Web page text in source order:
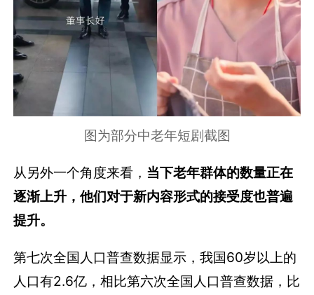
图为部分中老年短剧截图
从另外一个角度来看， 当下老年群体的数量正在
逐渐上升，他们对于新内容形式的接受度也普遍
提升。
第七次全国人口普查数据显示，我国60岁以上的
人口有2.6亿，相比第六次全国人口普查数据，比